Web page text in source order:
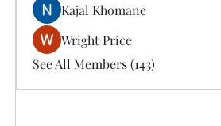
Kajal Khomane
Wright Price
See All Members (143)